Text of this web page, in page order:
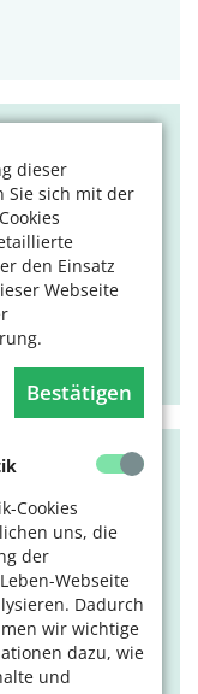
dieser
Sie sich mit der
den Einsatz
Webseite
Bestätigen
Cookies
uns, die
der
Webseite
Dadurch
wir wichtige
dazu, wie
und
aus einer